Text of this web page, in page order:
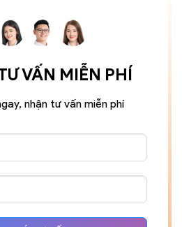
VẤN MIỄN PHÍ
nhận tư vấn miễn phí